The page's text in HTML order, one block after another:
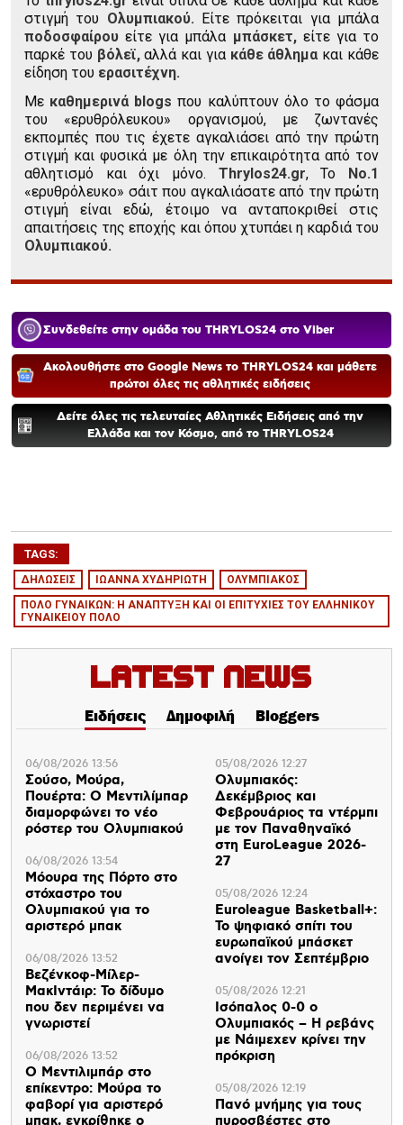
στιγμή του Ολυμπιακού. Είτε πρόκειται για μπάλα
ποδοσφαίρου είτε για μπάλα μπάσκετ,είτε για το
παρκέ του βόλεϊ,αλλά και για κάθε άθλημα και κάθε
είδηση του ερασιτέχνη.
Με καθημερινά blogs που καλύπτουν όλο το φάσμα
του «ερυθρόλευκου» οργανισμού, με ζωντανές
εκπομπές που τις έχετε αγκαλιάσει από την πρώτη
στιγμή και φυσικά με όλη την επικαιρότητα από τον
αθλητισμό και όχι μόνο. Thrylos24.gr, Το Νο.1
«ερυθρόλευκο» σάιτ που αγκαλιάσατε από την πρώτη
στιγμή είναι εδώ, έτοιμο να ανταποκριθεί στις
απαιτήσεις της εποχής και όπου χτυπάει η καρδιά του
Ολυμπιακού.
Συνδεθείτε στην ομάδα του THRYLOS24 στο Viber
Ακολουθήστε στο Google News το THRYLOS24 και μάθετε
πρώτοι όλες τις αθλητικές ειδήσεις
Δείτε όλες τις τελευταίες Αθλητικές Ειδήσεις από την
Ελλάδα και τον Κόσμο, από το THRYLOS24
TAGS:
ΔΗΛΩΣΕΙΣ ΙΩΑΝΝΑ ΧΥΔΗΡΙΩΤΗ
ΟΛΥΜΠΙΑΚΟΣ
ΠΟΛΟ ΓΥΝΑΙΚΩΝ: Η ΑΝΑΠΤΥΞΗ ΚΑΙ ΟΙ ΕΠΙΤΥΧΙΕΣ ΤΟΥ ΕΛΛΗΝΙΚΟΥ
ΓΥΝΑΙΚΕΙΟΥ ΠΟΛΟ
Latest News
Ειδήσεις Δημοφιλή Bloggers
06/08/2026 13:56
Σούσο, Μούρα,
Πουέρτα: Ο Μεντιλίμπαρ
διαμορφώνει το νέο
ρόστερ του Ολυμπιακού
06/08/2026 13:54
Μόουρα της Πόρτο στο
στόχαστρο του
Ολυμπιακού για το
αριστερό μπακ
06/08/2026 13:52
Βεζένκοφ-Μίλερ-
ΜακΙντάιρ: Το δίδυμο
που δεν περιμένει να
γνωριστεί
06/08/2026 13:52
Ο Μεντιλιμπάρ στο
επίκεντρο: Μούρα το
φαβορί για αριστερό
μπακ, εγκρίθηκε ο
05/08/2026 12:27
Ολυμπιακός:
Δεκέμβριος και
Φεβρουάριος τα ντέρμπι
με τον Παναθηναϊκό
στη EuroLeague 2026-
27
05/08/2026 12:24
Euroleague Basketball+:
Το ψηφιακό σπίτι του
ευρωπαϊκού μπάσκετ
ανοίγει τον Σεπτέμβριο
05/08/2026 12:21
Ισόπαλος 0-0 ο
Ολυμπιακός – Η ρεβάνς
με Νάιμεχεν κρίνει την
πρόκριση
05/08/2026 12:19
Πανό μνήμης για τους
πυροσβέστες στο